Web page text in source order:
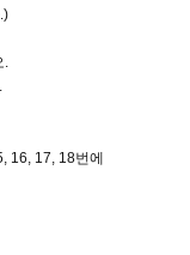
.
16, 17, 18번에